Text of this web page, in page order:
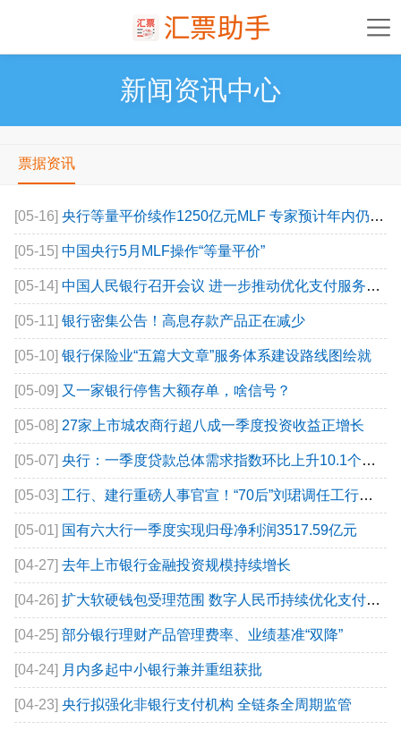
新闻资讯中心
票据资讯
[05-16] 央行等量平价续作1250亿元MLF 专家预计年内仍有降准降息可能
[05-15] 中国央行5月MLF操作“等量平价”
[05-14] 中国人民银行召开会议 进一步推动优化支付服务工作
[05-11] 银行密集公告！高息存款产品正在减少
[05-10] 银行保险业“五篇大文章”服务体系建设路线图绘就
[05-09] 又一家银行停售大额存单，啥信号？
[05-08] 27家上市城农商行超八成一季度投资收益正增长
[05-07] 央行：一季度贷款总体需求指数环比上升10.1个百分点
[05-03] 工行、建行重磅人事官宣！“70后”刘珺调任工行党委副书记
[05-01] 国有六大行一季度实现归母净利润3517.59亿元
[04-27] 去年上市银行金融投资规模持续增长
[04-26] 扩大软硬钱包受理范围 数字人民币持续优化支付体验
[04-25] 部分银行理财产品管理费率、业绩基准“双降”
[04-24] 月内多起中小银行兼并重组获批
[04-23] 央行拟强化非银行支付机构 全链条全周期监管